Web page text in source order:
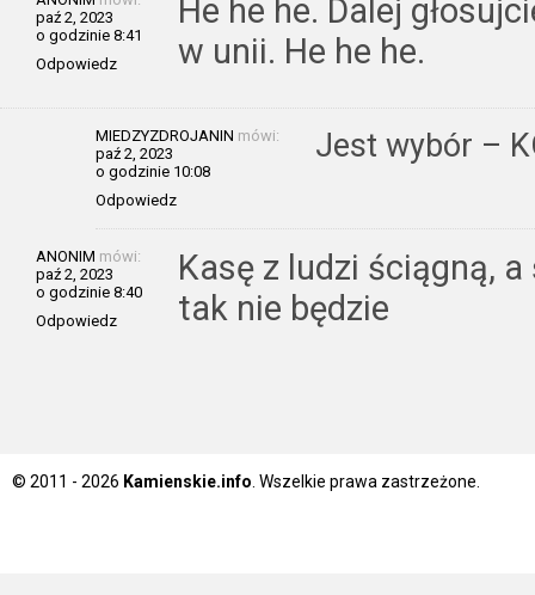
paź 2, 2023
o godzinie 8:41
Odpowiedz
He he he. Dalej
w unii. He he he.
MIEDZYZDROJANIN mówi:
paź 2, 2023
o godzinie 10:08
Odpowiedz
Jest wybór –
ANONIM mówi:
paź 2, 2023
o godzinie 8:40
Odpowiedz
Kasę z ludzi ściągną, a
tak nie będzie
© 2011 - 2026 Kamienskie.info. Wszelkie prawa zastrzeżone.